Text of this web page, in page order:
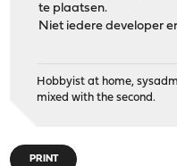
te plaatsen.
Niet iedere developer
Hobbyist at home,
mixed with the second.
PRINT